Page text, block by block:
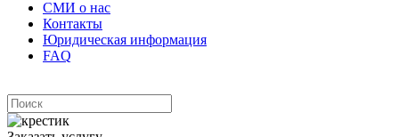
СМИ о нас
Контакты
Юридическая информация
FAQ